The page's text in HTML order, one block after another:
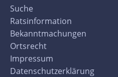
Suche
Ratsinformation
Bekanntmachungen
Ortsrecht
Impressum
Datenschutzerklärung